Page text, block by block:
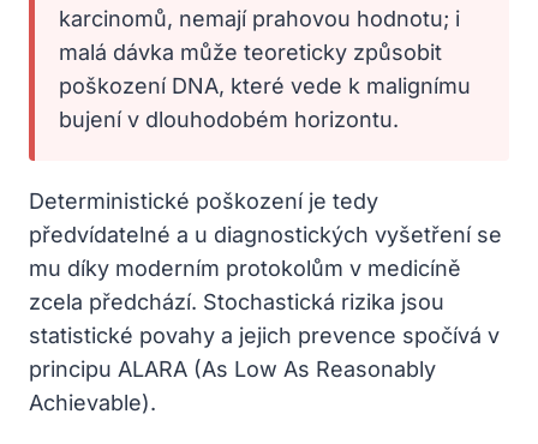
karcinomů, nemají prahovou hodnotu; i
malá dávka může teoreticky způsobit
poškození DNA, které vede k malignímu
bujení v dlouhodobém horizontu.
Deterministické poškození je tedy
předvídatelné a u diagnostických vyšetření se
mu díky moderním protokolům v medicíně
zcela předchází. Stochastická rizika jsou
statistické povahy a jejich prevence spočívá v
principu ALARA (As Low As Reasonably
Achievable).